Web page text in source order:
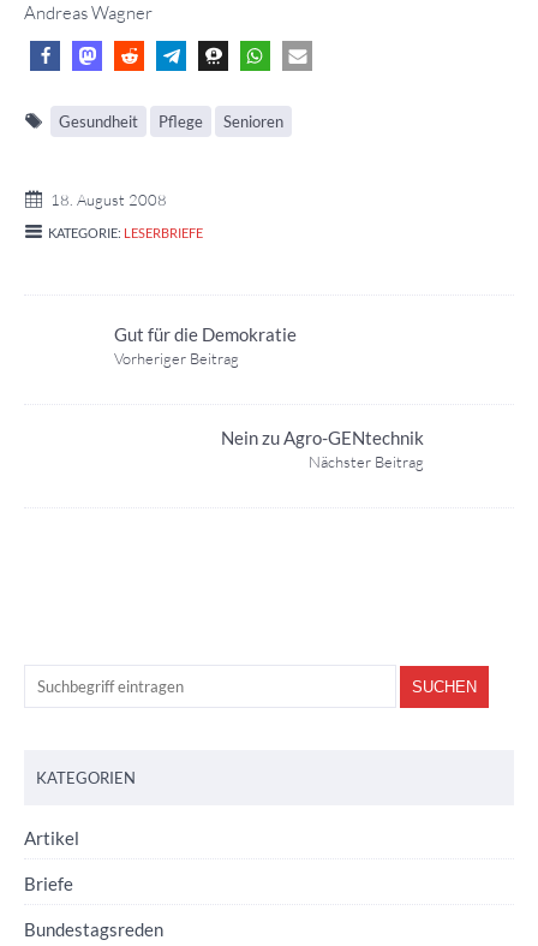
Andreas Wagner
Gesundheit Pflege Senioren
18. August 2008
KATEGORIE: LESERBRIEFE
Gut für die Demokratie
Vorheriger Beitrag
Nein zu Agro-GENtechnik
Nächster Beitrag
KATEGORIEN
Artikel
Briefe
Bundestagsreden